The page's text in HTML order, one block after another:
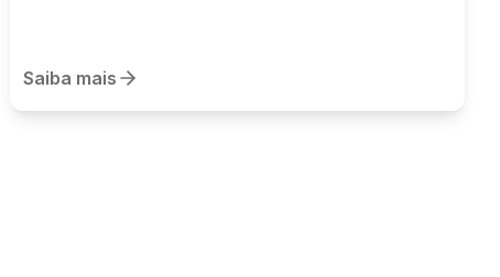
Saiba mais